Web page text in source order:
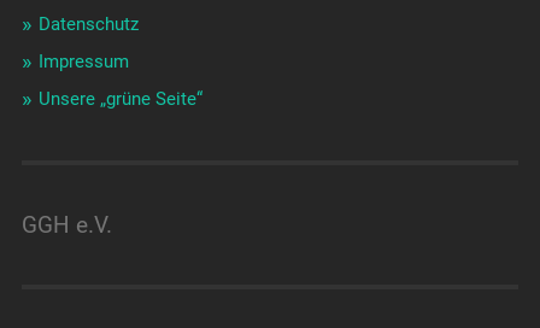
Datenschutz
Impressum
Unsere „grüne Seite“
GGH e.V.